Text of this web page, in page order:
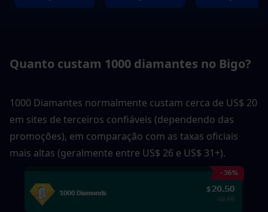
Quanto custam 1000 diamantes no Bigo?
1000 Diamantes normalmente custam cerca de US$ 20
em sites de terceiros confiáveis (dependendo das
promoções), em comparação com as taxas oficiais
mais altas (geralmente entre US$ 26 e US$ 31+).